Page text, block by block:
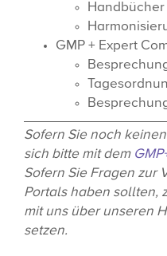
GMP + Expert
Sofern Sie noch
sich bitte mit dem
Sofern Sie Fragen zur
Portals haben sollten,
mit uns über unseren
setzen.